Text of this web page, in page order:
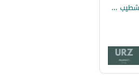
فرصة للسكن او الاستثمار شالية في Silver sands بتشطيب فاخر بالتكييفات بالقرب من خليج رأس الحكمة ودقايق من ألماظه باي و هاسيندا حنيش و بيت البحر